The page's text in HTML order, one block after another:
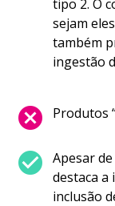
tipo 2. O
sejam
também
ingestão
cancel Produtos
check_circle Apesar
destaca a
inclusão